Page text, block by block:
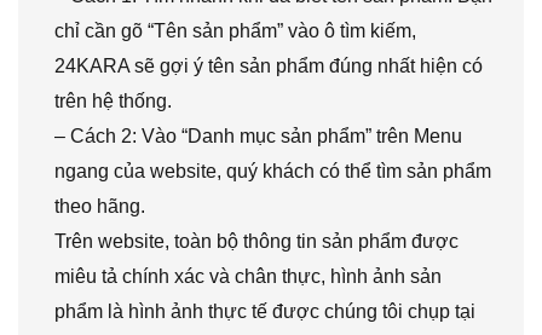
chỉ cần gõ “Tên sản phẩm” vào ô tìm kiếm,
24KARA sẽ gợi ý tên sản phẩm đúng nhất hiện có
trên hệ thống.
– Cách 2: Vào “Danh mục sản phẩm” trên Menu
ngang của website, quý khách có thể tìm sản phẩm
theo hãng.
Trên website, toàn bộ thông tin sản phẩm được
miêu tả chính xác và chân thực, hình ảnh sản
phẩm là hình ảnh thực tế được chúng tôi chụp tại